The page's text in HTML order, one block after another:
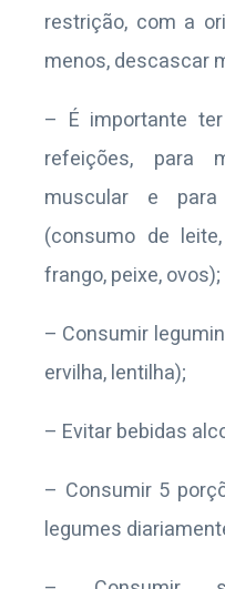
restrição, com a
menos, descascar
– É importante
refeições, para
muscular e
(consumo de
frango, peixe, ovos);
– Consumir
ervilha, lentilha);
– Evitar bebidas
– Consumir 5
legumes